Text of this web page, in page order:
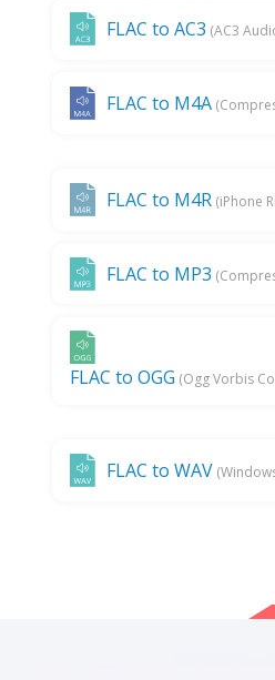
FLAC to AC3 (AC3
FLAC to M4A
FLAC to M4R (iPhone
FLAC to MP3
FLAC to OGG (Ogg Vorbis
FLAC to WAV